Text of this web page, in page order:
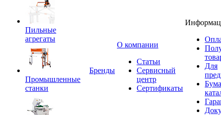
Пильные
агрегаты
Промышленные
станки
Бренды
O компании
Статьи
Сервисный
центр
Сертификаты
Для